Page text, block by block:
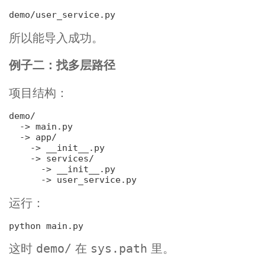
所以能导入成功。
例子二：找多层路径
项目结构：
demo/
-> main.py
-> app/
-> __init__.py
-> services/
-> __init__.py
-> user_service.py
运行：
python main .py
这时 demo/ 在 sys.path 里。